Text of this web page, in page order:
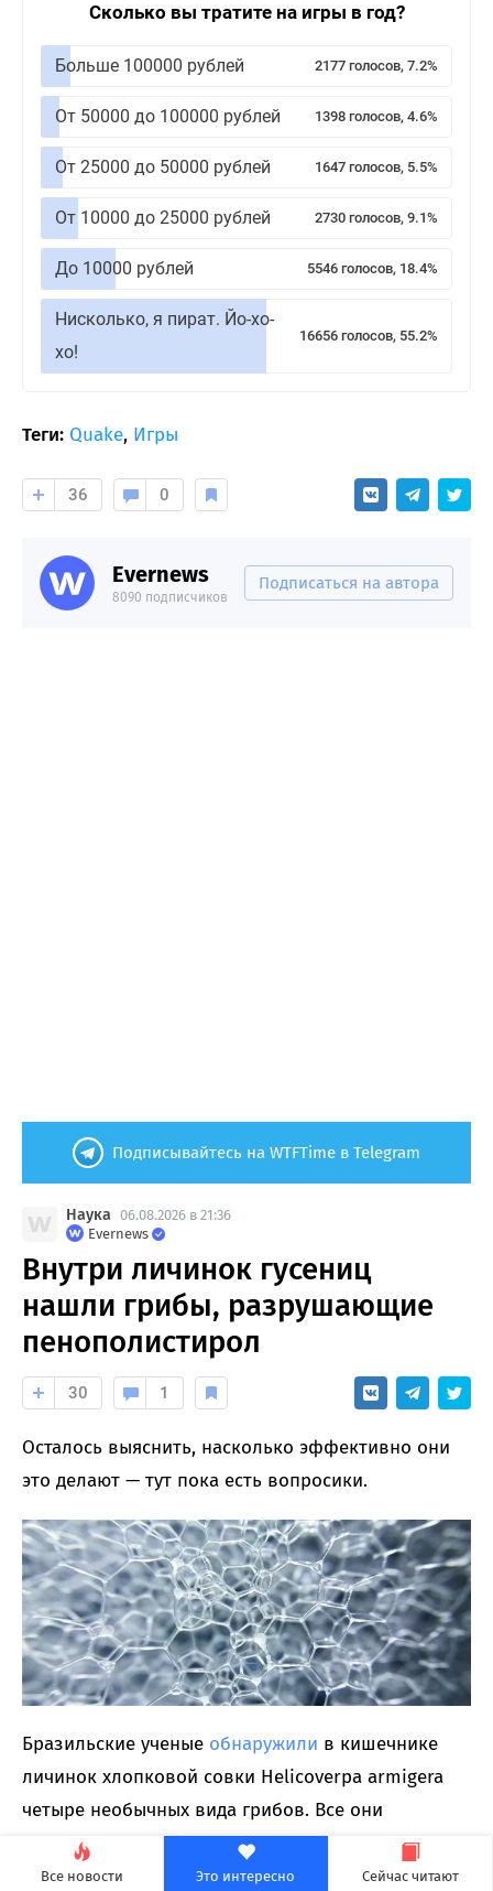
Все новости Это интересно Сейчас читают
Сколько вы тратите на игры в год?
Больше 100000 рублей 2177 голосов, 7.2%
От 50000 до 100000 рублей 1398 голосов, 4.6%
От 25000 до 50000 рублей 1647 голосов, 5.5%
От 10000 до 25000 рублей 2730 голосов, 9.1%
До 10000 рублей 5546 голосов, 18.4%
Нисколько, я пират. Йо-хо-
хо!
16656 голосов, 55.2%
Теги: Quake, Игры
36 0
Evernews
8090 подписчиков
Подписаться на автора
Подписывайтесь на WTFTime в Telegram
Наука 06.08.2026 в 21:36
Evernews
Внутри личинок гусениц
нашли грибы, разрушающие
пенополистирол
30 1
Осталось выяснить, насколько эффективно они
это делают — тут пока есть вопросики.
Бразильские ученые обнаружили в кишечнике
личинок хлопковой совки Helicoverpa armigera
четыре необычных вида грибов. Все они
оказались способны разрушать пенополистирол.